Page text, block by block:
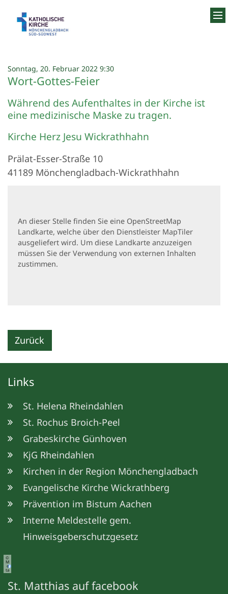
Sonntag, 20. Februar 2022 9:30:
Wort-Gottes-Feier
Während des Aufenthaltes in der Kirche ist
eine medizinische Maske zu tragen.
Kirche Herz Jesu Wickrathhahn
Prälat-Esser-Straße 10
41189 Mönchengladbach-Wickrathhahn
An dieser Stelle finden Sie eine OpenStreetMap
Landkarte, welche über den Dienstleister MapTiler
ausgeliefert wird. Um diese Landkarte anzuzeigen
müssen Sie der Verwendung von externen Inhalten
zustimmen.
Zurück
Links
St. Helena Rheindahlen
St. Rochus Broich-Peel
Grabeskirche Günhoven
KjG Rheindahlen
Kirchen in der Region Mönchengladbach
Evangelische Kirche Wickrathberg
Prävention im Bistum Aachen
Interne Meldestelle gem.
Hinweisgeberschutzgesetz
©
M
e
ta
St. Matthias auf facebook